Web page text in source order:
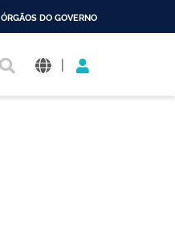
ÓRGÃOS DO GOVERNO
|